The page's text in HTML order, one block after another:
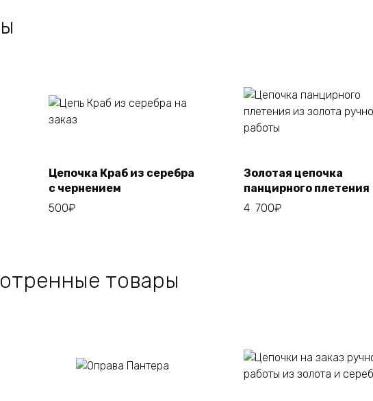
Add to cart
Цепочка Краб из серебра
с чернением
500₽
Add to cart
Золотая цепочка
панцирного плетения
4 700₽
товары